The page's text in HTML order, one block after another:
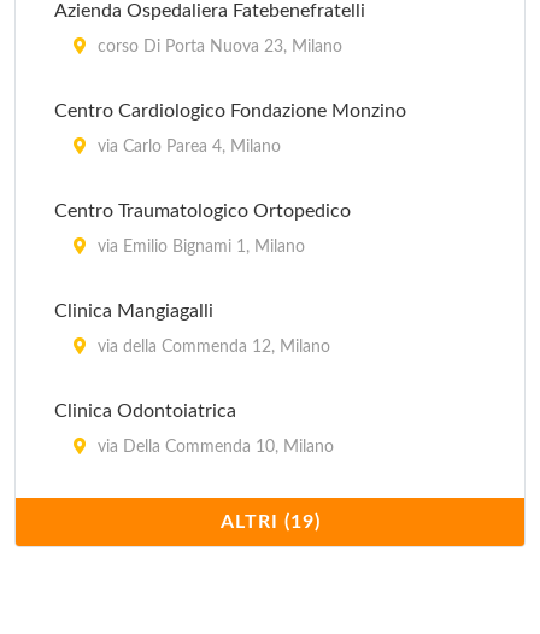
Azienda Ospedaliera Fatebenefratelli
corso Di Porta Nuova 23, Milano
Centro Cardiologico Fondazione Monzino
via Carlo Parea 4, Milano
Centro Traumatologico Ortopedico
via Emilio Bignami 1, Milano
Clinica Mangiagalli
via della Commenda 12, Milano
Clinica Odontoiatrica
via Della Commenda 10, Milano
Clinica Pediatrica De Marchi
via della Commenda 9, Milano
ALTRI (19)